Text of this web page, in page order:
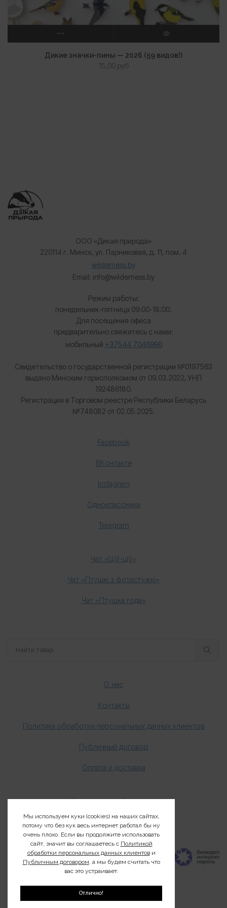
ВЫБЕРИТЕ ПАРАМЕТРЫ ПРОСМОТР
Дикие значки-пины — 2026 (59 видов!)
15,00 руб
ООО «Дикая природа»
220114 г. Минск, ул. Парниковая, д. 11, пом. 4
wilderness.by
Email: info@wilderness.by
Режим работы:
понедельник-пятница 09:00-18:00.
Для посещения офиса
предварительно свяжитесь с нами:
мобильный +37544 7046996
Свидетельство о государственной регистрации №0197563
выдано Минским горисполкомом от 09.03.2022, УНП
192486180.
Регистрация в Торговом реестре Республики Беларусь
№748082 от 02.05.2025.
Facebook
ВКонтакте
Instagram
Одноклассники
Telegram
Чат «Ціў-ціў»
Чат «Птушкі з фотастужкі»
Чат «Птушка года»
О нас
Контакты
Политика обработки персональных данных клиентов
Публичный договор
Оплата и доставка
Издания о дикой природе
Клуб200
Мы используем куки (cookies) на наших сайтах,
потому что без кук весь интернет работал бы ну
очень плохо. Если вы продолжите использовать
сайт, значит вы соглашаетесь с Политикой
обработки персональных данных клиентови
Публичным договором, а мы будем считать что
вас это устраивает.
Отлично!